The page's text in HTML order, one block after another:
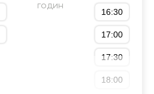
годин
16:30
17:00
17:30
18:00